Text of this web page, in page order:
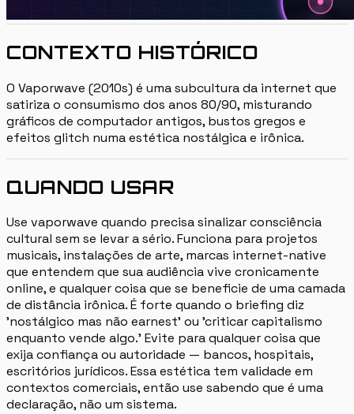
CONTEXTO HISTÓRICO
O Vaporwave (2010s) é uma subcultura da internet que
satiriza o consumismo dos anos 80/90, misturando
gráficos de computador antigos, bustos gregos e
efeitos glitch numa estética nostálgica e irônica.
QUANDO USAR
Use vaporwave quando precisa sinalizar consciência
cultural sem se levar a sério. Funciona para projetos
musicais, instalações de arte, marcas internet-native
que entendem que sua audiência vive cronicamente
online, e qualquer coisa que se beneficie de uma camada
de distância irônica. É forte quando o briefing diz
'nostálgico mas não earnest' ou 'criticar capitalismo
enquanto vende algo.' Evite para qualquer coisa que
exija confiança ou autoridade — bancos, hospitais,
escritórios jurídicos. Essa estética tem validade em
contextos comerciais, então use sabendo que é uma
declaração, não um sistema.